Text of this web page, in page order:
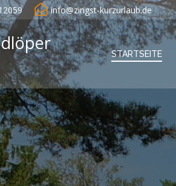
info@zingst-kurzurlaub.de
STARTSEITE